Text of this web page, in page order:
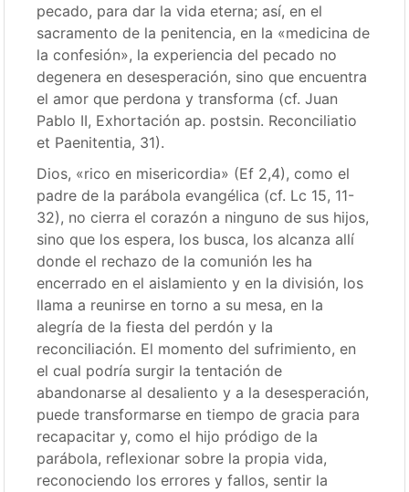
pecado, para dar la vida eterna; así, en el
sacramento de la penitencia, en la «medicina de
la confesión», la experiencia del pecado no
degenera en desesperación, sino que encuentra
el amor que perdona y transforma (cf. Juan
Pablo II, Exhortación ap. postsin. Reconciliatio
et Paenitentia, 31).
Dios, «rico en misericordia» (Ef 2,4), como el
padre de la parábola evangélica (cf. Lc 15, 11-
32), no cierra el corazón a ninguno de sus hijos,
sino que los espera, los busca, los alcanza allí
donde el rechazo de la comunión les ha
encerrado en el aislamiento y en la división, los
llama a reunirse en torno a su mesa, en la
alegría de la fiesta del perdón y la
reconciliación. El momento del sufrimiento, en
el cual podría surgir la tentación de
abandonarse al desaliento y a la desesperación,
puede transformarse en tiempo de gracia para
recapacitar y, como el hijo pródigo de la
parábola, reflexionar sobre la propia vida,
reconociendo los errores y fallos, sentir la